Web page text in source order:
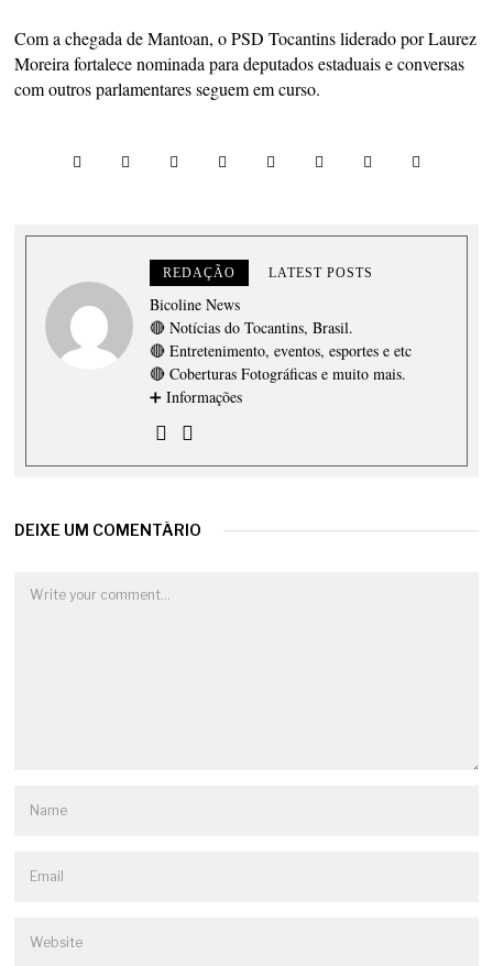
Com a chegada de Mantoan, o PSD Tocantins liderado por Laurez
Moreira fortalece nominada para deputados estaduais e conversas
com outros parlamentares seguem em curso.
REDAÇÃO LATEST POSTS
Bicoline News
🔴 Notícias do Tocantins, Brasil.
🔴 Entretenimento, eventos, esportes e etc
🔴 Coberturas Fotográficas e muito mais.
➕ Informações
DEIXE UM COMENTÁRIO